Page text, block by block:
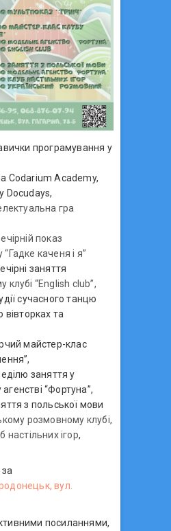
програмування у
Codarium Academy,
Docudays,
гра
показ
каченя і я”
заняття
клубі “English club”,
сучасного танцю
вівторках та
майстер-клас
заняття у
“Фортуна”,
з польської мови
розмовному клубі,
настільних ігор,
вул.
посиланнями,